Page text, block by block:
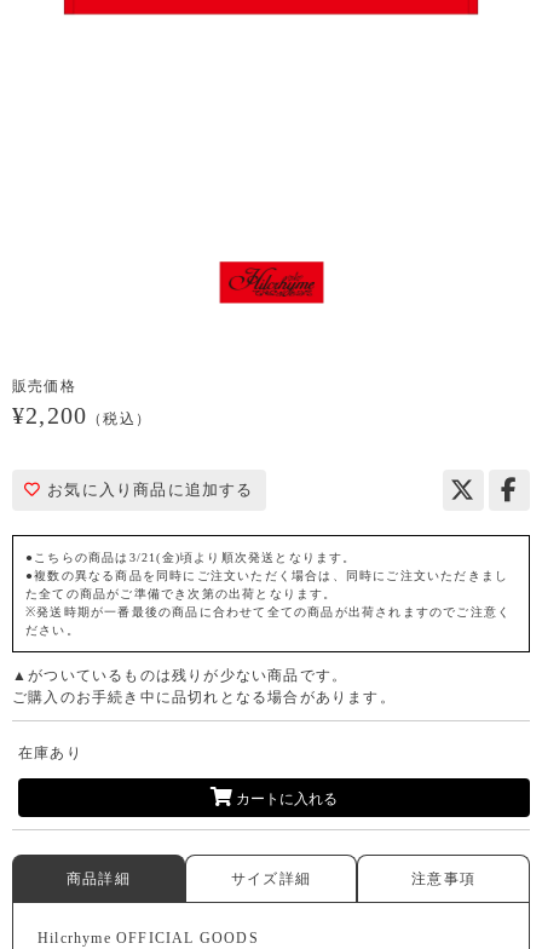
販売価格
¥2,200 （税込）
お気に入り商品に追加する
●こちらの商品は3/21(金)頃より順次発送となります。
●複数の異なる商品を同時にご注文いただく場合は、同時にご注文いただきまし
た全ての商品がご準備でき次第の出荷となります。
※発送時期が一番最後の商品に合わせて全ての商品が出荷されますのでご注意く
ださい。
▲がついているものは残りが少ない商品です。
ご購入のお手続き中に品切れとなる場合があります。
在庫あり
カートに入れる
商品詳細 サイズ詳細 注意事項
Hilcrhyme OFFICIAL GOODS